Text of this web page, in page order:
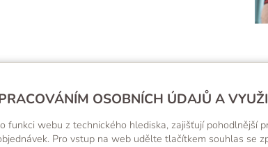
NÁŠ INSTAGRAM, JE TO TAM SAMÝ PĚKNÝ
OSOBNÍCH ÚDAJŮ A
webu z technického hlediska, zajišťují pohodlnější
Pro vstup na web udělte tlačítkem souhlas se